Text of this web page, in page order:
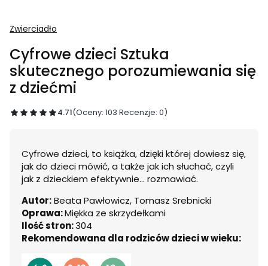
Zwierciadło
Cyfrowe dzieci Sztuka
skutecznego porozumiewania się
z dziećmi
4.71(Oceny: 103 Recenzje: 0)
Cyfrowe dzieci, to książka, dzięki której dowiesz się,
jak do dzieci mówić, a także jak ich słuchać, czyli
jak z dzieckiem efektywnie… rozmawiać.
Autor:Beata Pawłowicz, Tomasz Srebnicki
Oprawa:Miękka ze skrzydełkami
Ilość stron:304
Rekomendowana dla rodziców dzieci w wieku: